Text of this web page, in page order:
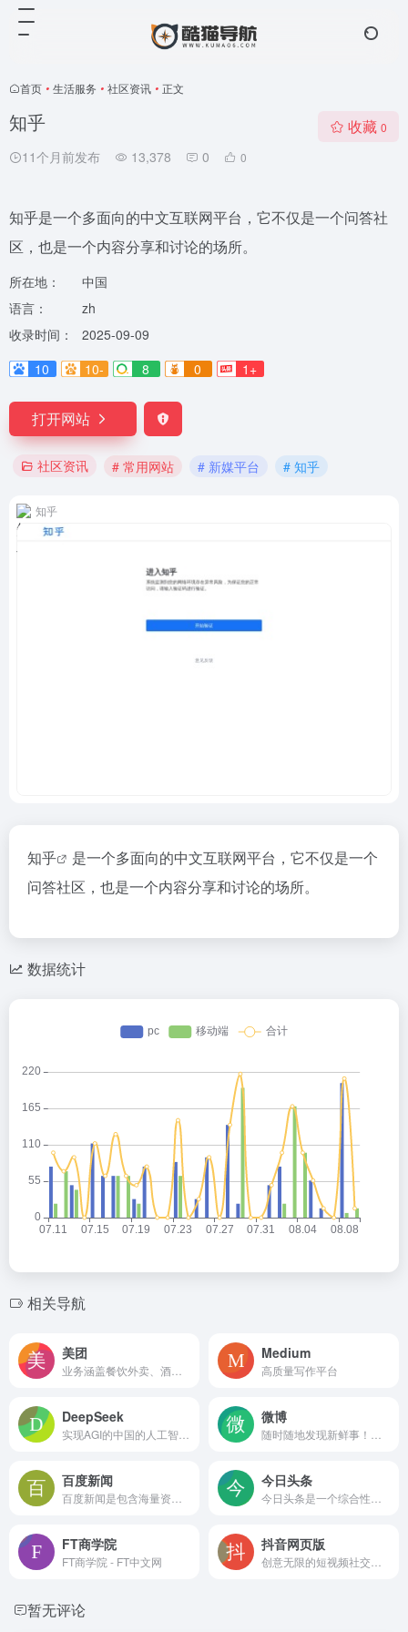
首页 • 生活服务 • 社区资讯 • 正文
知乎
11个月前发布 13,378 0 0
收藏 0
知乎是一个多面向的中文互联网平台，它不仅是一个问答社
区，也是一个内容分享和讨论的场所。
所在地：
中国
语言：
zh
收录时间：
2025-09-09
10
10- 8 0 1+
打开网站
社区资讯 # 常用网站 # 新媒平台 # 知乎
知乎
知乎
是一个多面向的中文互联网平台，它不仅是一个
问答社区，也是一个内容分享和讨论的场所。
数据统计
相关导航
美团 Medium
高质量写作平台
DeepSeek 微博
百度新闻 今日头条
FT商学院
FT商学院 - FT中文网
抖音网页版
暂无评论